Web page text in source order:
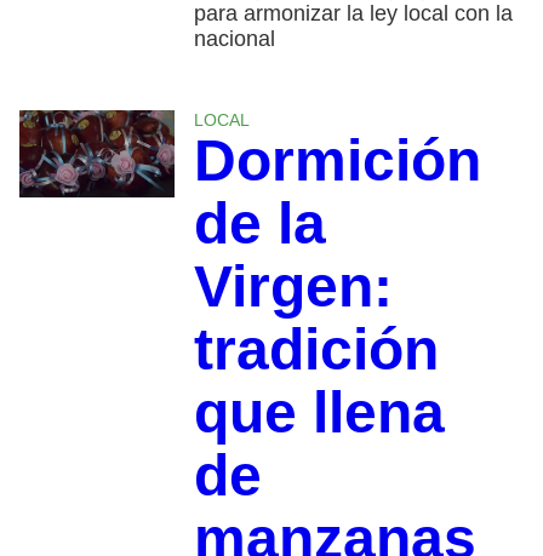
para armonizar la ley local con la
nacional
LOCAL
Dormición
de la
Virgen:
tradición
que llena
de
manzanas